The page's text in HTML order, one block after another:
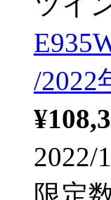
/2022
2022/